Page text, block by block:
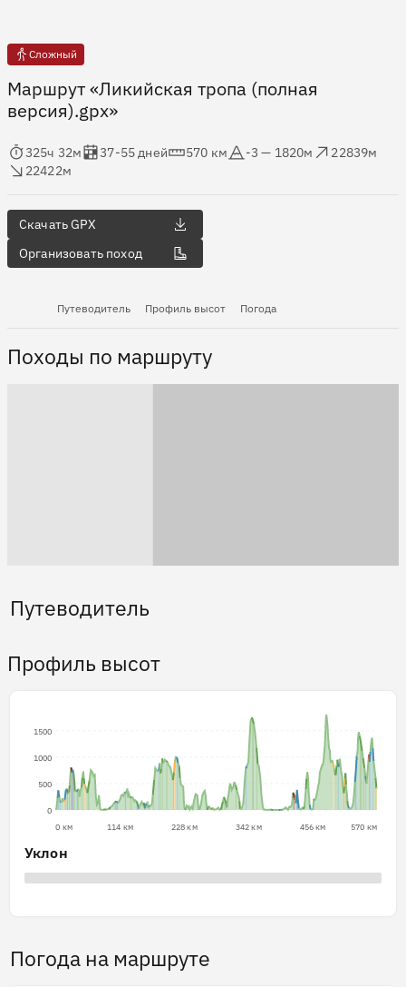
Сложный
Маршрут «Ликийская тропа (полная
версия).gpx»
в пути
325ч 32м
Оценка в днях
37-55 дней
570 км
-3 — 1820м
22839м
22422м
Скачать GPX
Организовать поход
Путеводитель Профиль высот Погода
Походы по маршруту
Путеводитель
Профиль высот
0
500
1000
1500
0 км 114 км 228 км 342 км 456 км 570 км
Уклон
Погода на маршруте